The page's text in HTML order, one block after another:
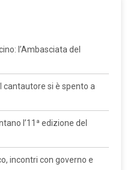
l’Ambasciata del
cantautore si è spento a
l’11ª edizione del
incontri con governo e